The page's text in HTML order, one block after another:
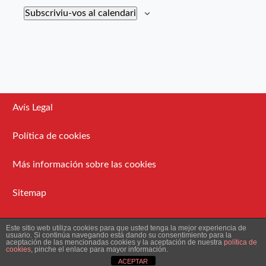
Subscriviu-vos al calendari
Avís Legal
Política de cookies
Más información sobre las cookies
Sitemap
Administració
2026 Ateneu Enciclopèdic Popular.
Este sitio web utiliza cookies para que usted tenga la mejor experiencia de
usuario. Si continúa navegando está dando su consentimiento para la
aceptación de las mencionadas cookies y la aceptación de nuestra política de
cookies, pinche el enlace para mayor información.
ACEPTAR